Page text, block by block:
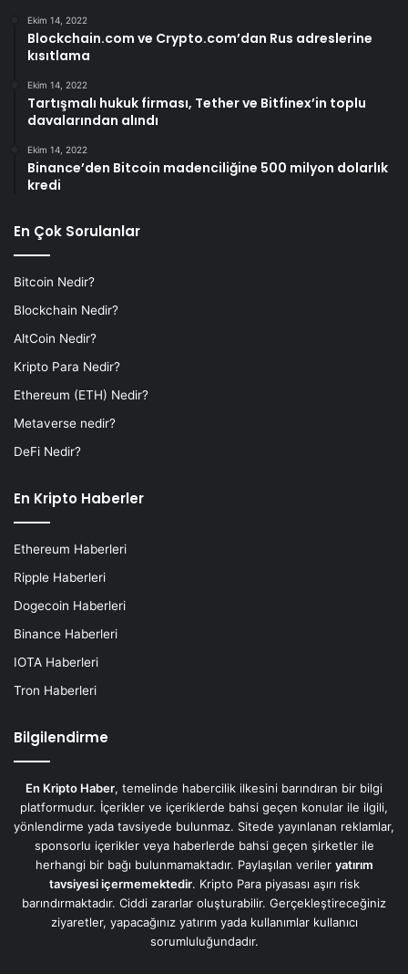
Ekim 14, 2022
Blockchain.com ve Crypto.com’dan Rus adreslerine
kısıtlama
Ekim 14, 2022
Tartışmalı hukuk firması, Tether ve Bitfinex’in toplu
davalarından alındı
Ekim 14, 2022
Binance’den Bitcoin madenciliğine 500 milyon dolarlık
kredi
En Çok Sorulanlar
Bitcoin Nedir?
Blockchain Nedir?
AltCoin Nedir?
Kripto Para Nedir?
Ethereum (ETH) Nedir?
Metaverse nedir?
DeFi Nedir?
En Kripto Haberler
Ethereum Haberleri
Ripple Haberleri
Dogecoin Haberleri
Binance Haberleri
IOTA Haberleri
Tron Haberleri
Bilgilendirme
En Kripto Haber, temelinde habercilik ilkesini barındıran bir bilgi
platformudur. İçerikler ve içeriklerde bahsi geçen konular ile ilgili,
yönlendirme yada tavsiyede bulunmaz. Sitede yayınlanan reklamlar,
sponsorlu içerikler veya haberlerde bahsi geçen şirketler ile
herhangi bir bağı bulunmamaktadır. Paylaşılan veriler yatırım
tavsiyesi içermemektedir. Kripto Para piyasası aşırı risk
barındırmaktadır. Ciddi zararlar oluşturabilir. Gerçekleştireceğiniz
ziyaretler, yapacağınız yatırım yada kullanımlar kullanıcı
sorumluluğundadır.